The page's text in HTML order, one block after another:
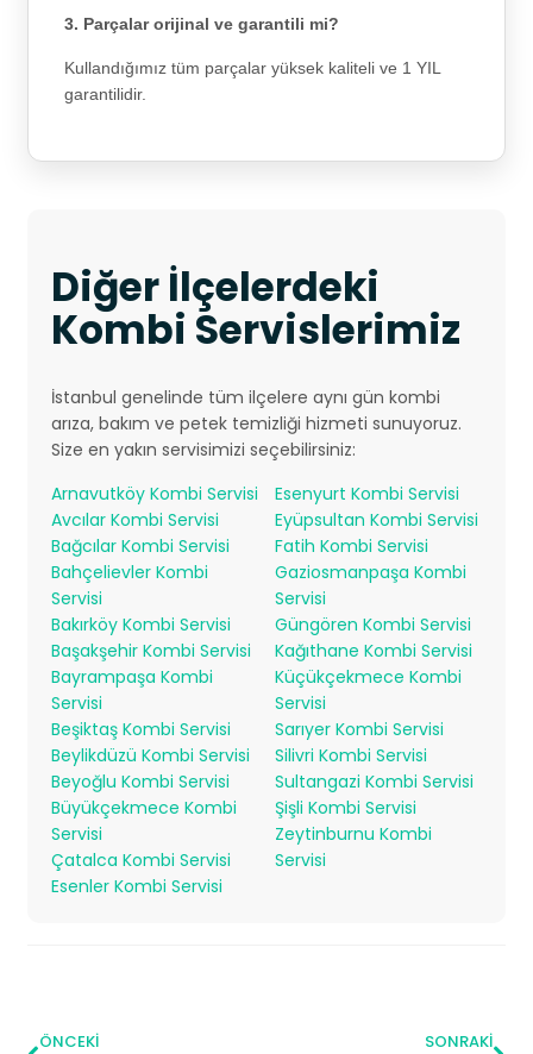
3. Parçalar orijinal ve garantili mi?
Kullandığımız tüm parçalar yüksek kaliteli ve 1 YIL
garantilidir.
Diğer İlçelerdeki
Kombi Servislerimiz
İstanbul genelinde tüm ilçelere aynı gün kombi
arıza, bakım ve petek temizliği hizmeti sunuyoruz.
Size en yakın servisimizi seçebilirsiniz:
Arnavutköy Kombi Servisi
Avcılar Kombi Servisi
Bağcılar Kombi Servisi
Bahçelievler Kombi
Servisi
Bakırköy Kombi Servisi
Başakşehir Kombi Servisi
Bayrampaşa Kombi
Servisi
Beşiktaş Kombi Servisi
Beylikdüzü Kombi Servisi
Beyoğlu Kombi Servisi
Büyükçekmece Kombi
Servisi
Çatalca Kombi Servisi
Esenler Kombi Servisi
Esenyurt Kombi Servisi
Eyüpsultan Kombi Servisi
Fatih Kombi Servisi
Gaziosmanpaşa Kombi
Servisi
Güngören Kombi Servisi
Kağıthane Kombi Servisi
Küçükçekmece Kombi
Servisi
Sarıyer Kombi Servisi
Silivri Kombi Servisi
Sultangazi Kombi Servisi
Şişli Kombi Servisi
Zeytinburnu Kombi
Servisi
ÖNCEKI SONRAKI